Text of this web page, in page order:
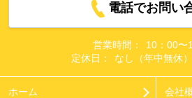
電話でお問い
営業時間：
10：00〜
定休日：
なし（年中無休
ホーム 会社